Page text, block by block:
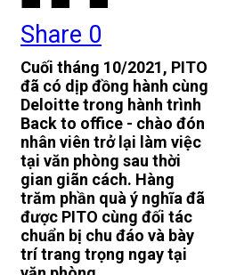
Share 0
Cuối tháng 10/2021, PITO
đã có dịp đồng hành cùng
Deloitte trong hành trình
Back to office - chào đón
nhân viên trở lại làm việc
tại văn phòng sau thời
gian giãn cách. Hàng
trăm phần quà ý nghĩa đã
được PITO cùng đối tác
chuẩn bị chu đáo và bày
trí trang trọng ngay tại